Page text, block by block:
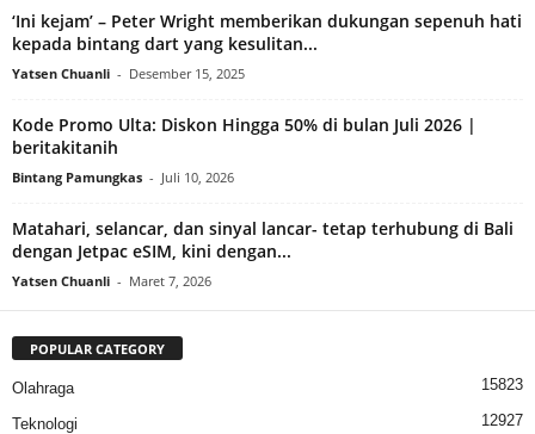
‘Ini kejam’ – Peter Wright memberikan dukungan sepenuh hati
kepada bintang dart yang kesulitan...
Yatsen Chuanli - Desember 15, 2025
Kode Promo Ulta: Diskon Hingga 50% di bulan Juli 2026 |
beritakitanih
Bintang Pamungkas - Juli 10, 2026
Matahari, selancar, dan sinyal lancar- tetap terhubung di Bali
dengan Jetpac eSIM, kini dengan...
Yatsen Chuanli - Maret 7, 2026
POPULAR CATEGORY
Olahraga 15823
Teknologi 12927